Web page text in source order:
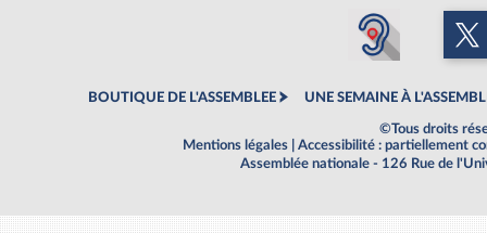
BOUTIQUE DE L'ASSEMBLEE UNE SEMAINE À
©Tous droits
Mentions légales
Accessibilité : partiellement
Assemblée nationale - 126 Rue de